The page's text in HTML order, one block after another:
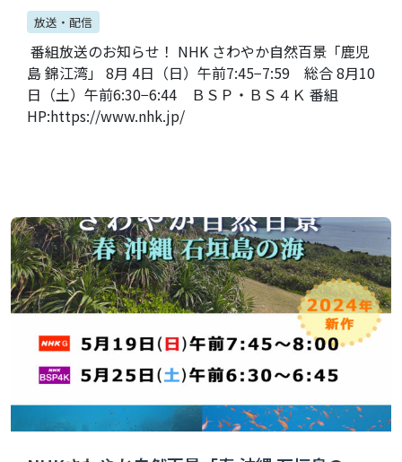
放送・配信
番組放送のお知らせ！ NHK さわやか自然百景「鹿児
島 錦江湾」 8月 4日（日）午前7:45−7:59 総合 8月10
日（土）午前6:30−6:44 ＢＳＰ・ＢＳ４Ｋ 番組
HP:https://www.nhk.jp/